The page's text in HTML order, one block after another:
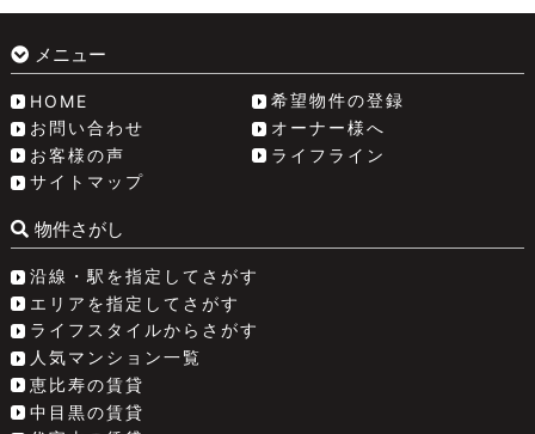
メニュー
HOME
希望物件の登録
お問い合わせ
オーナー様へ
お客様の声
ライフライン
サイトマップ
物件さがし
沿線・駅を指定してさがす
エリアを指定してさがす
ライフスタイルからさがす
人気マンション一覧
恵比寿の賃貸
中目黒の賃貸